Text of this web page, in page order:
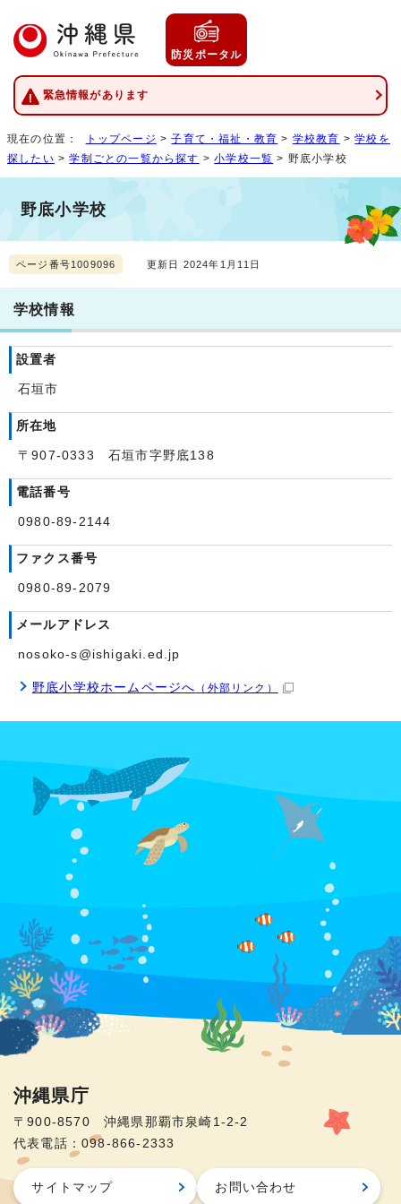
防災ポータル
緊急情報があります
現在の位置： トップページ >子育て・福祉・教育 > 学校教育 >学校を
探したい >学制ごとの一覧から探す >小学校一覧 > 野底小学校
野底小学校
ページ番号1009096 更新日 2024年1月11日
学校情報
設置者
石垣市
所在地
〒907-0333 石垣市字野底138
電話番号
0980-89-2144
ファクス番号
0980-89-2079
メールアドレス
nosoko-s@ishigaki.ed.jp
野底小学校ホームページへ （外部リンク）
沖縄県庁
〒900-8570 沖縄県那覇市泉崎1-2-2
代表電話：098-866-2333
サイトマップ お問い合わせ